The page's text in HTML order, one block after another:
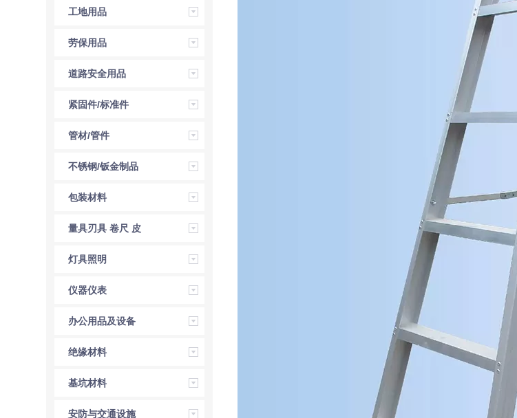
压工具
工地用品
劳保用品
道路安全用品
紧固件/标准件
管材/管件
不锈钢/钣金制品
包装材料
量具刃具 卷尺 皮
尺 角尺 直尺
灯具照明
仪器仪表
办公用品及设备
绝缘材料
基坑材料
安防与交通设施